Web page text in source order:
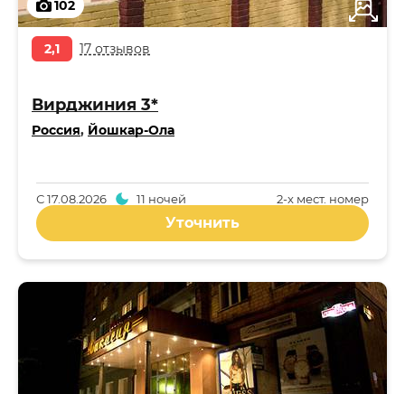
102
2,1 17 отзывов
Вирджиния 3*
Россия, Йошкар-Ола
2-x мест. номер
С17.08.2026 11 ночей
Уточнить